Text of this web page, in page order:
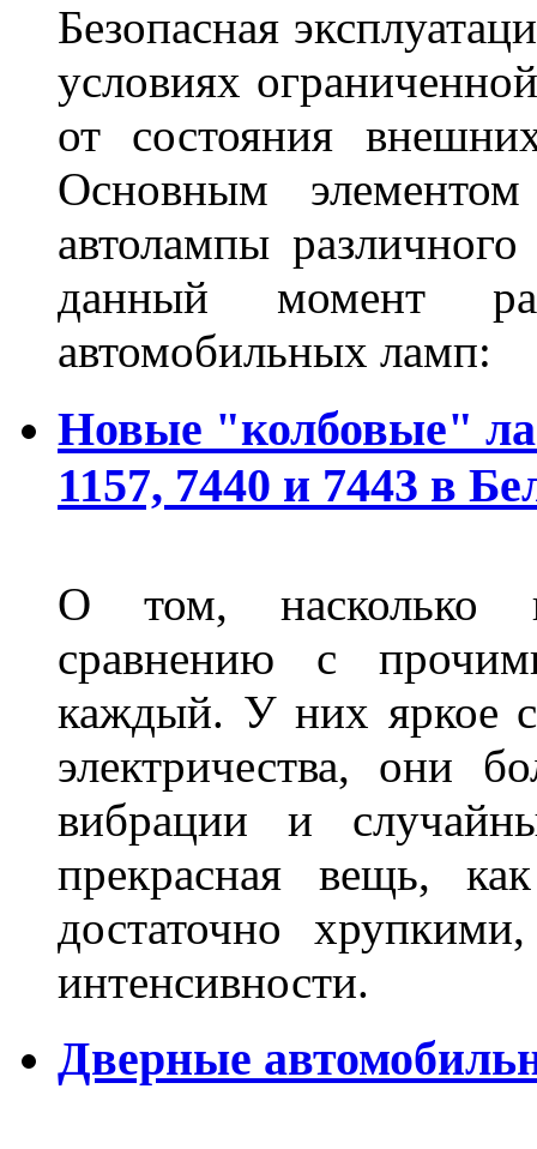
Безопасная
условиях
от состояния
Основным
автолампы
данный момент
автомобильных ламп:
Новые "колбовые"
1157, 7440 и 7443 в
О том, насколько
сравнению с
каждый. У них яркое
электричества, они
вибрации и
прекрасная вещь,
достаточно
интенсивности.
Дверные